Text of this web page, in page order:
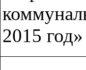
2015 год»